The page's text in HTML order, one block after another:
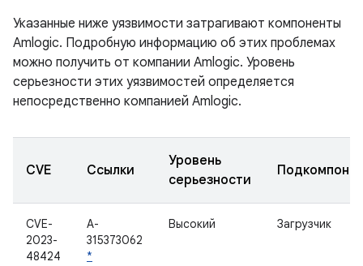
Указанные ниже уязвимости затрагивают компоненты
Amlogic. Подробную информацию об этих проблемах
можно получить от компании Amlogic. Уровень
серьезности этих уязвимостей определяется
непосредственно компанией Amlogic.
CVE Ссылки
Уровень
серьезности
CVE-
2023-
48424
A-
315373062
*
Высокий Загрузчик